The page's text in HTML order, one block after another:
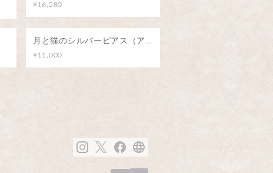
¥16,280
月と猫のシルバーピアス（アイオライト）
¥11,000